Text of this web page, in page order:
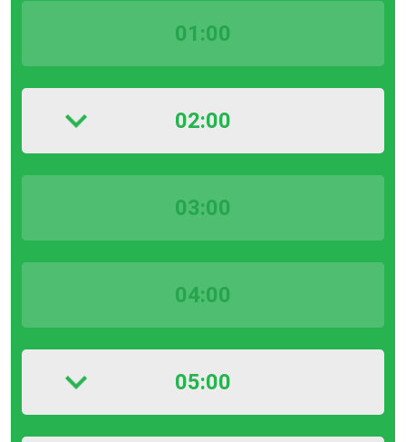
01:00
02:00
03:00
04:00
05:00